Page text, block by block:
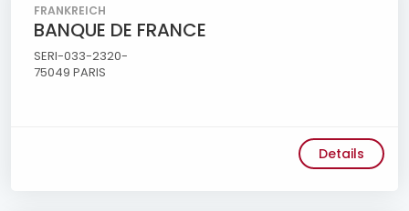
FRANKREICH
BANQUE DE FRANCE
SERI-033-2320-
75049 PARIS
Details